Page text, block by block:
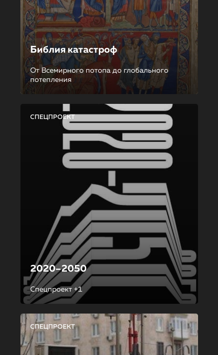
Библия катастроф
От Всемирного потопа до глобального
потепления
СПЕЦПРОЕКТ
2020–2050
Спецпроект +1
СПЕЦПРОЕКТ